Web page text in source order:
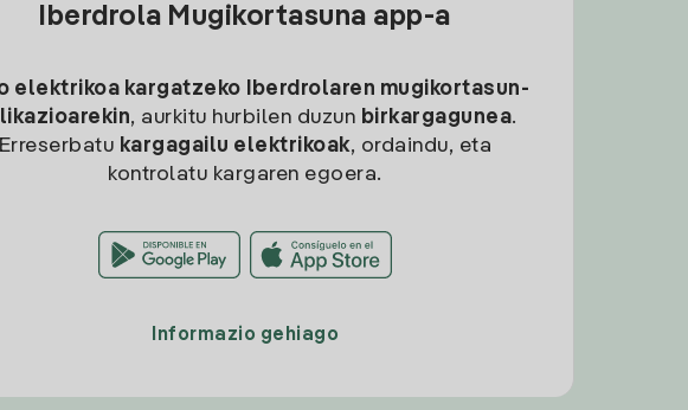
Iberdrola Mugikortasuna app-a
elektrikoa kargatzeko
Iberdrolaren mugikortasun-
, aurkitu hurbilen duzun birkargagunea.
Erreserbatu kargagailu elektrikoak, ordaindu, eta
kontrolatu kargaren egoera.
Informazio gehiago